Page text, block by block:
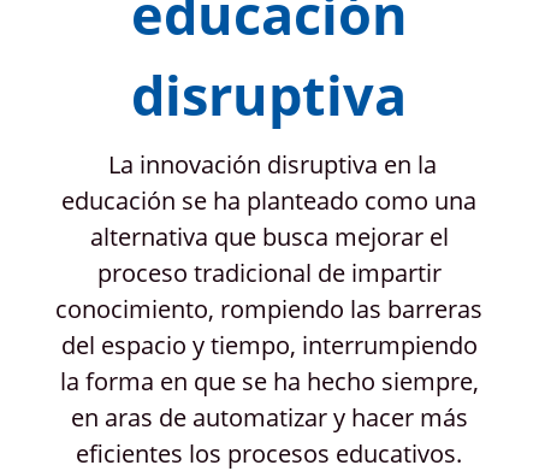
disruptiva
La innovación disruptiva en la
educación se ha planteado como una
alternativa que busca mejorar el
proceso tradicional de impartir
conocimiento, rompiendo las barreras
del espacio y tiempo, interrumpiendo
la forma en que se ha hecho siempre,
en aras de automatizar y hacer más
eficientes los procesos educativos.